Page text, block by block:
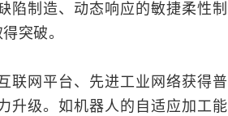
陷制造、动态响应的敏捷柔性制
突破。
联网平台、先进工业网络获得普
升级。如机器人的自适应加工能